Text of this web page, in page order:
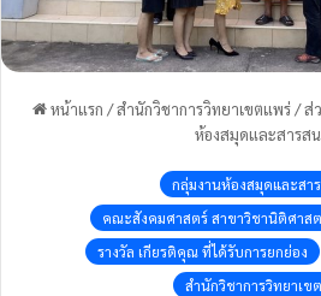
หน้าแรก /สำนักวิชาการวิทยาเขตแพร่/ส่
ห้องสมุดและสารส
กลุ่มงานห้องสมุดและสา
คณะสังคมศาสตร์ สาขาวิชานิติศาส
รางวัล เกียรติคุณ ที่ได้รับการยกย่อง
สำนักวิชาการวิทยาเข